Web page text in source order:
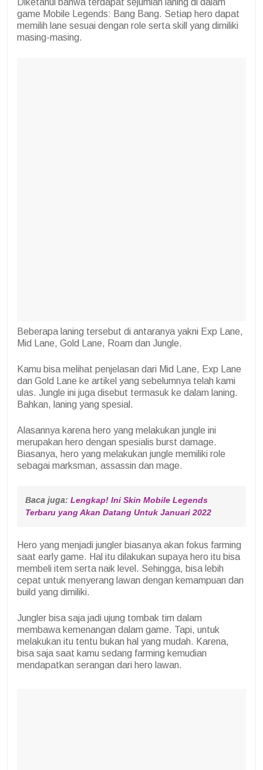
Diketahui bahwa terdapat sejumlah laning di dalam
game Mobile Legends: Bang Bang. Setiap hero dapat
memilih lane sesuai dengan role serta skill yang dimiliki
masing-masing.
Beberapa laning tersebut di antaranya yakni Exp Lane,
Mid Lane, Gold Lane, Roam dan Jungle.
Kamu bisa melihat penjelasan dari Mid Lane, Exp Lane
dan Gold Lane ke artikel yang sebelumnya telah kami
ulas. Jungle ini juga disebut termasuk ke dalam laning.
Bahkan, laning yang spesial.
Alasannya karena hero yang melakukan jungle ini
merupakan hero dengan spesialis burst damage.
Biasanya, hero yang melakukan jungle memiliki role
sebagai marksman, assassin dan mage.
Baca juga: Lengkap! Ini Skin Mobile Legends
Terbaru yang Akan Datang Untuk Januari 2022
Hero yang menjadi jungler biasanya akan fokus farming
saat early game. Hal itu dilakukan supaya hero itu bisa
membeli item serta naik level. Sehingga, bisa lebih
cepat untuk menyerang lawan dengan kemampuan dan
build yang dimiliki.
Jungler bisa saja jadi ujung tombak tim dalam
membawa kemenangan dalam game. Tapi, untuk
melakukan itu tentu bukan hal yang mudah. Karena,
bisa saja saat kamu sedang farming kemudian
mendapatkan serangan dari hero lawan.